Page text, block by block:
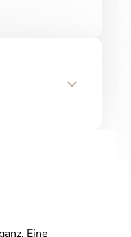
Eine